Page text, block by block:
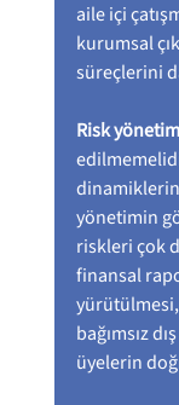
aile içi
kurumsal
süreçlerini
Risk
yönetimin
riskleri çok
finansal
bağımsız
üyelerin